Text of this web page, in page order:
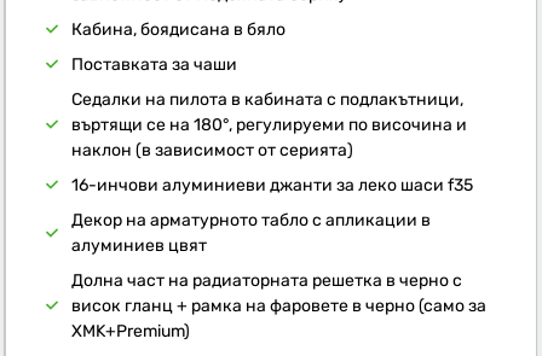
Кабина, боядисана в бяло
Поставката за чаши
Седалки на пилота в кабината с подлакътници,
въртящи се на 180°, регулируеми по височина и
наклон (в зависимост от серията)
16-инчови алуминиеви джанти за леко шаси f35
Декор на арматурното табло с апликации в
алуминиев цвят
Долна част на радиаторната решетка в черно с
висок гланц + рамка на фаровете в черно (само за
XMK+Premium)